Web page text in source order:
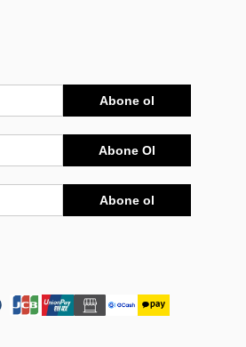
Abone ol
Abone Ol
Abone ol